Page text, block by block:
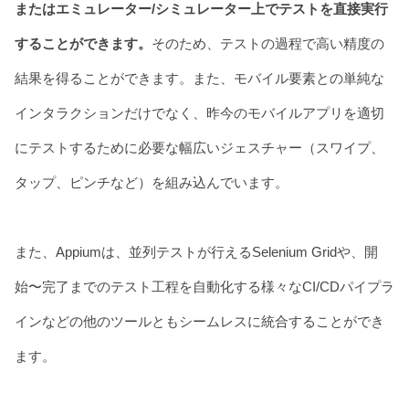
またはエミュレーター/シミュレーター上でテストを直接実行
することができます。 そのため、テストの過程で高い精度の
結果を得ることができます。また、モバイル要素との単純な
インタラクションだけでなく、昨今のモバイルアプリを適切
にテストするために必要な幅広いジェスチャー（スワイプ、
タップ、ピンチなど）を組み込んでいます。
また、Appiumは、並列テストが行えるSelenium Gridや、開
始〜完了までのテスト工程を自動化する様々なCI/CDパイプラ
インなどの他のツールともシームレスに統合することができ
ます。